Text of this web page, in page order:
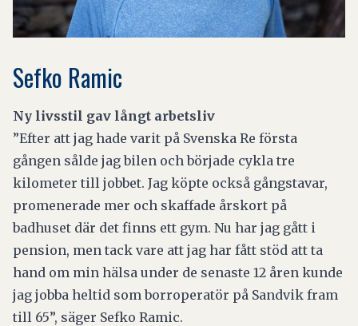
Sefko Ramic
Ny livsstil gav långt arbetsliv
”Efter att jag hade varit på Svenska Re första
gången sålde jag bilen och började cykla tre
kilometer till jobbet. Jag köpte också gångstavar,
promenerade mer och skaffade årskort på
badhuset där det finns ett gym. Nu har jag gått i
pension, men tack vare att jag har fått stöd att ta
hand om min hälsa under de senaste 12 åren kunde
jag jobba heltid som borroperatör på Sandvik fram
till 65”, säger Sefko Ramic.